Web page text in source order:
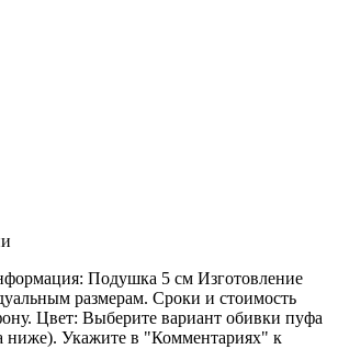
Подушка 5 см Изготовление
размерам. Сроки и стоимость
Цвет: Выберите вариант обивки пуфа
ниже). Укажите в "Комментариях" к